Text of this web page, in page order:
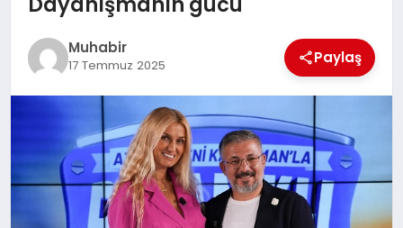
SPOR
TEKNOLOJI
MAGAZIN
YAŞAM
Muhabir
17 Temmuz 2025 Paylaş